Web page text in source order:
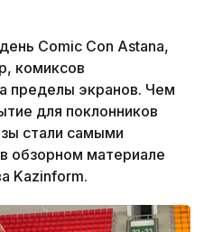
Comic Con Astana,
комиксов
пределы экранов. Чем
для поклонников
стали самыми
обзорном материале
Kazinform.